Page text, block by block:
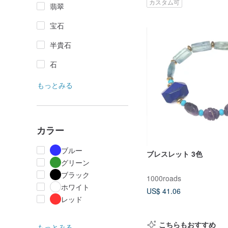
翡翠
宝石
半貴石
石
もっとみる
カラー
ブルー
グリーン
ブラック
ホワイト
レッド
ブレスレット 3色
1000roads
US$ 41.06
こちらもおすすめ